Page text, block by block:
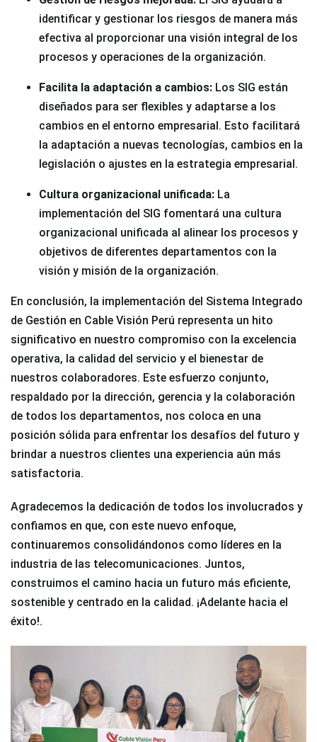
identificar y gestionar los riesgos de manera más
efectiva al proporcionar una visión integral de los
procesos y operaciones de la organización.
Facilita la adaptación a cambios: Los SIG están
diseñados para ser flexibles y adaptarse a los
cambios en el entorno empresarial. Esto facilitará
la adaptación a nuevas tecnologías, cambios en la
legislación o ajustes en la estrategia empresarial.
Cultura organizacional unificada: La
implementación del SIG fomentará una cultura
organizacional unificada al alinear los procesos y
objetivos de diferentes departamentos con la
visión y misión de la organización.
En conclusión, la implementación del Sistema Integrado
de Gestión en Cable Visión Perú representa un hito
significativo en nuestro compromiso con la excelencia
operativa, la calidad del servicio y el bienestar de
nuestros colaboradores. Este esfuerzo conjunto,
respaldado por la dirección, gerencia y la colaboración
de todos los departamentos, nos coloca en una
posición sólida para enfrentar los desafíos del futuro y
brindar a nuestros clientes una experiencia aún más
satisfactoria.
Agradecemos la dedicación de todos los involucrados y
confiamos en que, con este nuevo enfoque,
continuaremos consolidándonos como líderes en la
industria de las telecomunicaciones. Juntos,
construimos el camino hacia un futuro más eficiente,
sostenible y centrado en la calidad. ¡Adelante hacia el
éxito!.